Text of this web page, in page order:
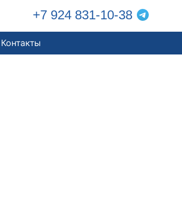
+7 924 831-10-38
Контакты